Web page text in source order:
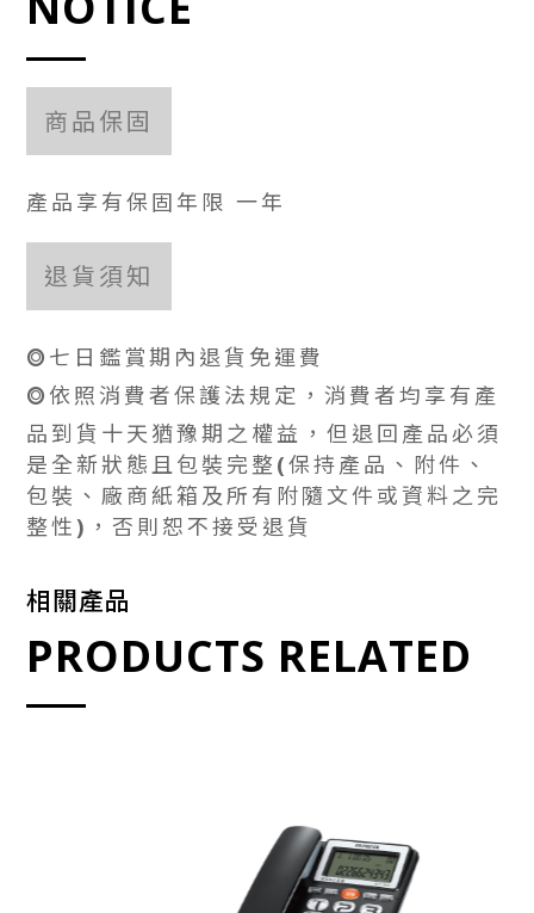
商品保固
產品享有保固年限 一年
退貨須知
⭗七日鑑賞期內退貨免運費
⭗依照消費者保護法規定，消費者均享有產
品到貨十天猶豫期之權益，但退回產品必須
是全新狀態且包裝完整(保持產品、附件、
包裝、廠商紙箱及所有附隨文件或資料之完
整性)，否則恕不接受退貨
相關產品
PRODUCTS RELATED